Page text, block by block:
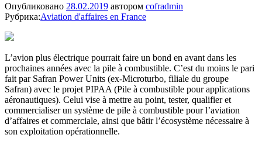
Опубликовано 28.02.2019 автором cofradmin
Рубрика:Aviation d'affaires en France
L’avion plus électrique pourrait faire un bond en avant dans les
prochaines années avec la pile à combustible. C’est du moins le pari
fait par Safran Power Units (ex-Microturbo, filiale du groupe
Safran) avec le projet PIPAA (Pile à combustible pour applications
aéronautiques). Celui vise à mettre au point, tester, qualifier et
commercialiser un système de pile à combustible pour l’aviation
d’affaires et commerciale, ainsi que bâtir l’écosystème nécessaire à
son exploitation opérationnelle.